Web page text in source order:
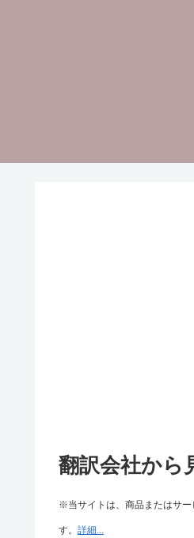
翻訳会社から
※当サイトは、商品またはサー
す。 詳細...